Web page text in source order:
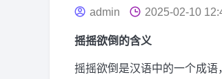
admin 2025-02-10
摇摇欲倒的含义
摇摇欲倒是汉语中的一个成